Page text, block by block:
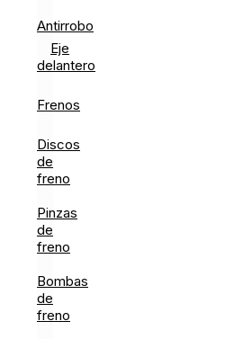
Antirrobo
Eje
delantero
Frenos
Discos
de
freno
Pinzas
de
freno
Bombas
de
freno